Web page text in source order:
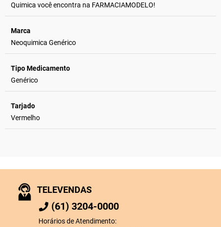
Quimica você encontra na FARMACIAMODELO!
Marca
Neoquimica Genérico
Tipo Medicamento
Genérico
Tarjado
Vermelho
TELEVENDAS
(61) 3204-0000
Horários de Atendimento: